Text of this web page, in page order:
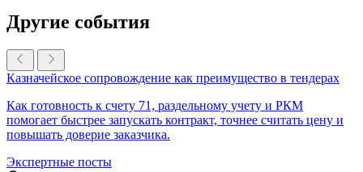
Другие события
Казначейское сопровождение как преимущество в тендерах
Как готовность к счету 71, раздельному учету и РКМ
помогает быстрее запускать контракт, точнее считать цену и
повышать доверие заказчика.
Экспертные посты